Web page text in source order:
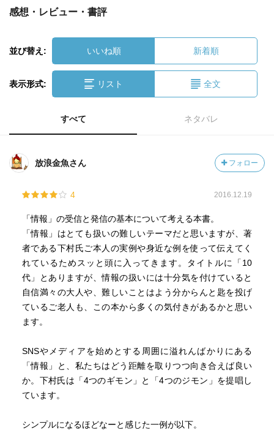
感想・レビュー・書評
並び替え: いいね順 新着順
表示形式: リスト 全文
すべて ネタバレ
放浪金魚さん フォロー
4 2016.12.19
「情報」の受信と発信の基本について考える本書。
「情報」はとても扱いの難しいテーマだと思いますが、著
者である下村氏ご本人の実例や身近な例を使って伝えてく
れているためスッと頭に入ってきます。タイトルに「10
代」とありますが、情報の扱いには十分気を付けていると
自信満々の大人や、難しいことはよう分からんと匙を投げ
ているご老人も、この本から多くの気付きがあるかと思い
ます。
SNSやメディアを始めとする周囲に溢れんばかりにある
「情報」と、私たちはどう距離を取りつつ向き合えば良い
か。下村氏は「4つのギモン」と「4つのジモン」を提唱し
ています。
シンプルになるほどなーと感じた一例が以下。